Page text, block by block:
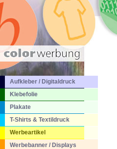
Aufkleber / Digitaldruck
Klebefolie
Plakate
T-Shirts & Textildruck
Werbeartikel
Werbebanner / Displays